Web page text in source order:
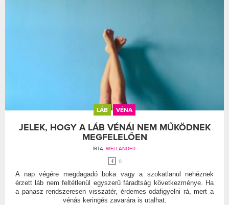
LÁB VÉNA
JELEK, HOGY A LÁB VÉNÁI NEM MŰKÖDNEK
MEGFELELŐEN
ÍRTA: WELLANDFIT
0
A nap végére megdagadó boka vagy a szokatlanul nehéznek
érzett láb nem feltétlenül egyszerű fáradtság következménye. Ha
a panasz rendszeresen visszatér, érdemes odafigyelni rá, mert a
vénás keringés zavarára is utalhat.